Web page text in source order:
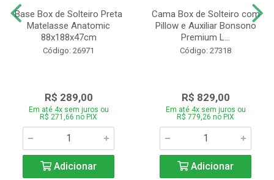
Base Box de Solteiro Preta
Matelasse Anatomic
88x188x47cm
Código: 26971
R$ 289,00
Em até 4x sem juros ou
R$ 271,66 no PIX
Adicionar
Cama Box de Solteiro com
Pillow e Auxiliar Bonsono
Premium L...
Código: 27318
R$ 829,00
Em até 4x sem juros ou
R$ 779,26 no PIX
Adicionar